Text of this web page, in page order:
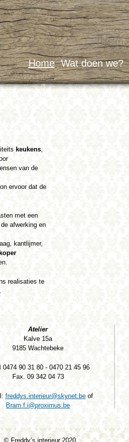
Skip to
main
content
Home Wat doen we?
keukens,
van de
ervoor dat de
met een
afwerking en
kantlijmer,
realisaties te
Atelier
Kalve 15a
9185 Wachtebeke
0474 90 31 80 - 0470 21 45 96
Fax. 09 342 04 73
freddys.interieur@skynet.beof
Bram.f.i@proximus.be
© Freddy’s interieur 2020